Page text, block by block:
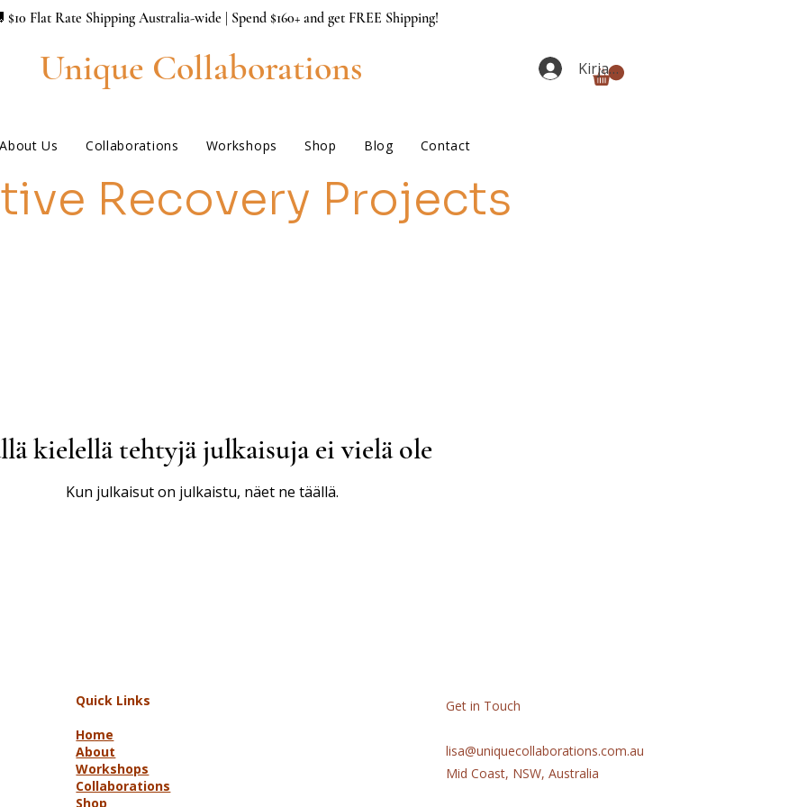
$10 Flat Rate Shipping Australia-wide | Spend $160+ and get FREE Shipping!
Unique Collaborations
About Us Collaborations Workshops Shop Blog Contact
Kirjaudu
Recovery Projects
kielellä tehtyjä julkaisuja ei vielä ole
Kun julkaisut on julkaistu, näet ne täällä.
Quick Links
Home
About
Workshops
Collaborations
Shop
Get in Touch
lisa@uniquecollaborations.com.au
Mid Coast, NSW, Australia